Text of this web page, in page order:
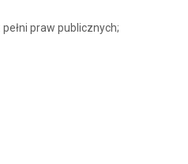
praw publicznych;